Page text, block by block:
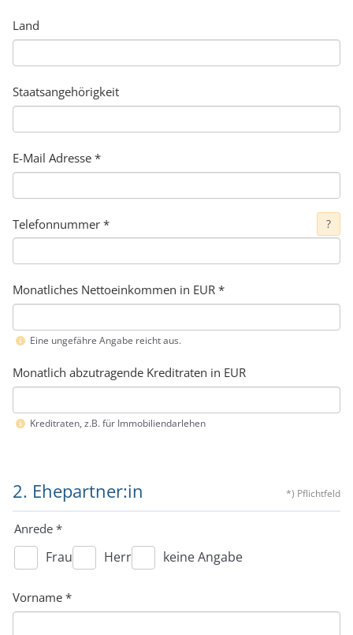
Land
Staatsangehörigkeit
E-Mail Adresse *
Telefonnummer * ?
Monatliches Nettoeinkommen in EUR *
Eine ungefähre Angabe reicht aus.
Monatlich abzutragende Kreditraten in EUR
Kreditraten, z.B. für Immobiliendarlehen
2. Ehepartner:in *) Pflichtfeld
Anrede *
Frau Herr keine Angabe
Vorname *